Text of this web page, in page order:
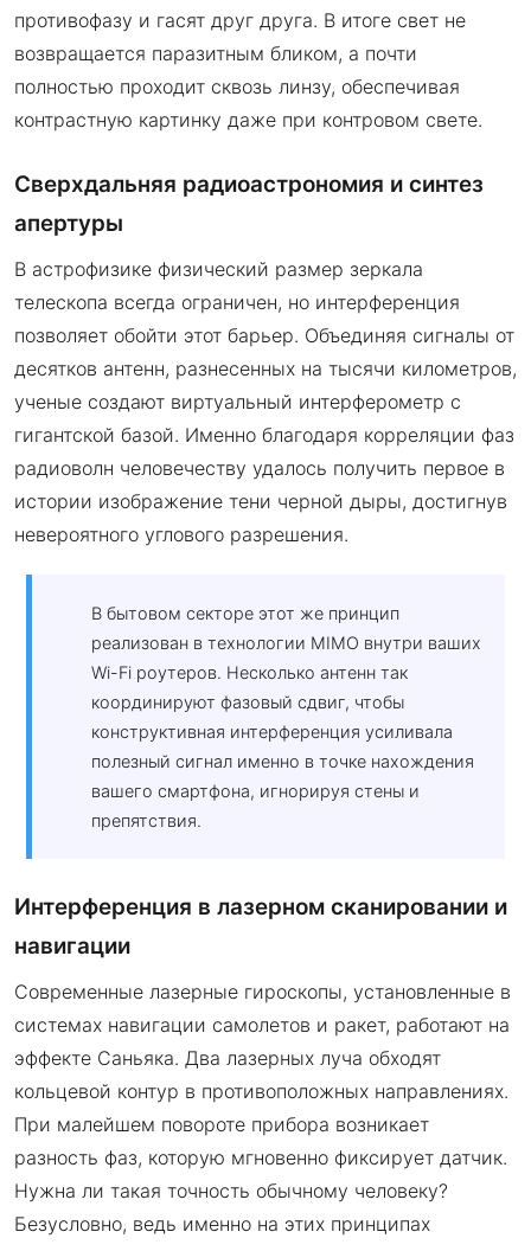
противофазу и гасят друг друга. В итоге свет не
возвращается паразитным бликом, а почти
полностью проходит сквозь линзу, обеспечивая
контрастную картинку даже при контровом свете.
Сверхдальняя радиоастрономия и синтез
апертуры
В астрофизике физический размер зеркала
телескопа всегда ограничен, но интерференция
позволяет обойти этот барьер. Объединяя сигналы от
десятков антенн, разнесенных на тысячи километров,
ученые создают виртуальный интерферометр с
гигантской базой. Именно благодаря корреляции фаз
радиоволн человечеству удалось получить первое в
истории изображение тени черной дыры, достигнув
невероятного углового разрешения.
В бытовом секторе этот же принцип
реализован в технологии MIMO внутри ваших
Wi-Fi роутеров. Несколько антенн так
координируют фазовый сдвиг, чтобы
конструктивная интерференция усиливала
полезный сигнал именно в точке нахождения
вашего смартфона, игнорируя стены и
препятствия.
Интерференция в лазерном сканировании и
навигации
Современные лазерные гироскопы, установленные в
системах навигации самолетов и ракет, работают на
эффекте Саньяка. Два лазерных луча обходят
кольцевой контур в противоположных направлениях.
При малейшем повороте прибора возникает
разность фаз, которую мгновенно фиксирует датчик.
Нужна ли такая точность обычному человеку?
Безусловно, ведь именно на этих принципах